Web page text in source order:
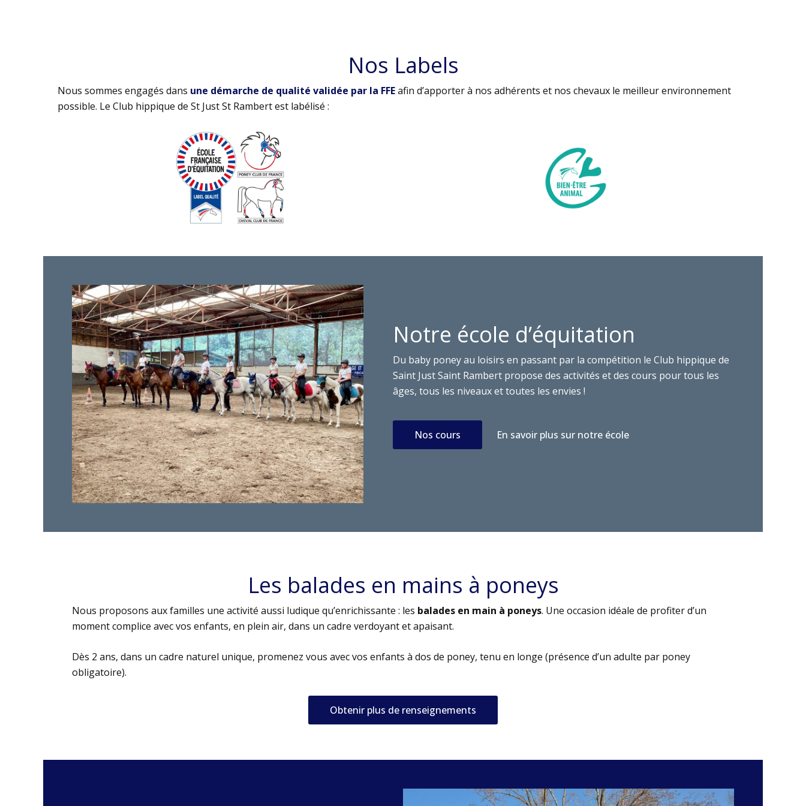
Nos Labels
Nous sommes engagés dans une démarche de qualité validée par la FFEafin d’apporter à nos adhérents et nos chevaux le meilleur environnement
possible. Le Club hippique de St Just St Rambert est labélisé :
Notre école d’équitation
Du baby poney au loisirs en passant par la compétition le Club hippique de
Saint Just Saint Rambert propose des activités et des cours pour tous les
âges, tous les niveaux et toutes les envies !
Nos cours En savoir plus sur notre école
Les balades en mains à poneys
Nous proposons aux familles une activité aussi ludique qu’enrichissante : les balades en main à poneys. Une occasion idéale de profiter d’un
moment complice avec vos enfants, en plein air, dans un cadre verdoyant et apaisant.
Dès 2 ans, dans un cadre naturel unique, promenez vous avec vos enfants à dos de poney, tenu en longe (présence d’un adulte par poney
obligatoire).
Obtenir plus de renseignements